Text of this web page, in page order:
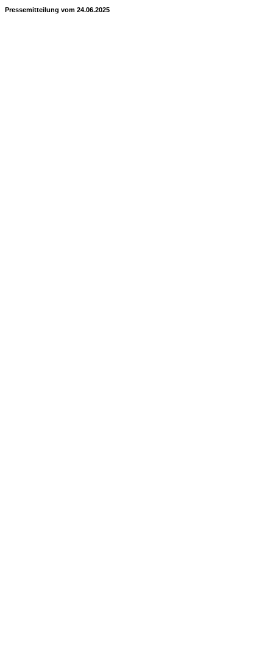
Pressemitteilung vom 24.06.2025